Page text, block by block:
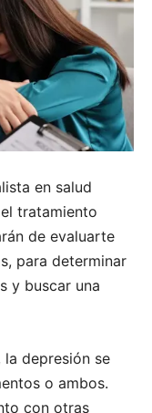
en salud
tratamiento
de evaluarte
para determinar
y buscar una
depresión se
o ambos.
con otras